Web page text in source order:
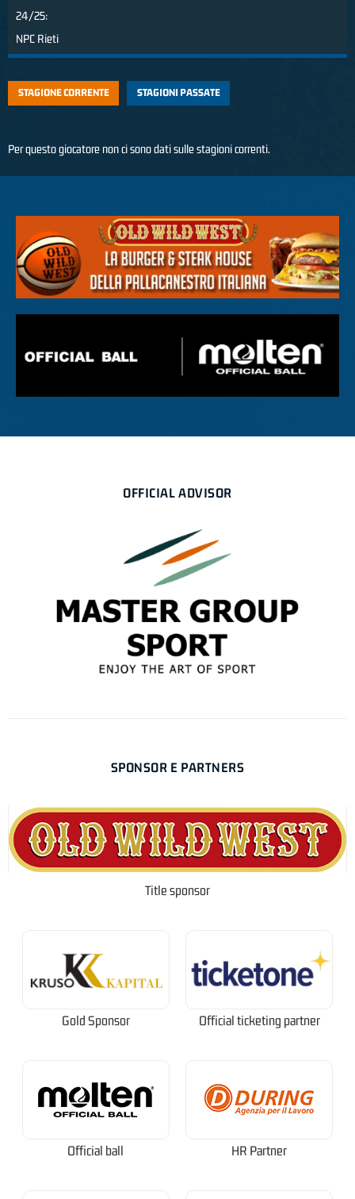
24/25:
NPC Rieti
STAGIONE CORRENTE STAGIONI PASSATE
Per questo giocatore non ci sono dati sulle stagioni correnti.
OFFICIAL ADVISOR
SPONSOR E PARTNERS
Title sponsor
Gold Sponsor Official ticketing partner
Official ball HR Partner